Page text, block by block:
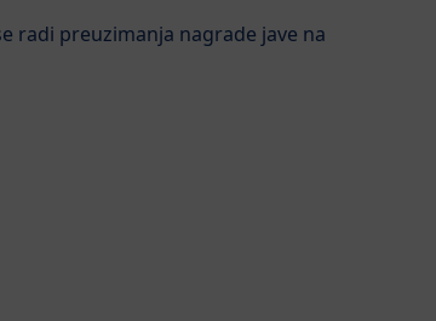
radi preuzimanja nagrade jave na